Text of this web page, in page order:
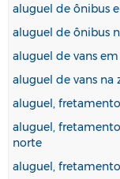
aluguel de ônibus
aluguel de ônibus
aluguel de vans
aluguel de vans na
aluguel,
aluguel,
norte
aluguel,